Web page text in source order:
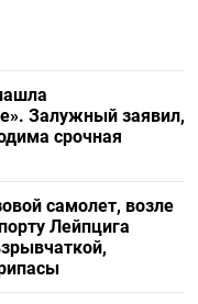
Залужный заявил,
срочная
самолет, возле
Лейпцига